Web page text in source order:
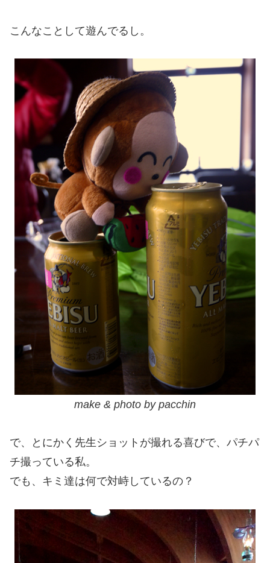
こんなことして遊んでるし。
make & photo by pacchin
で、とにかく先生ショットが撮れる喜びで、パチパ
チ撮っている私。
でも、キミ達は何で対峙しているの？